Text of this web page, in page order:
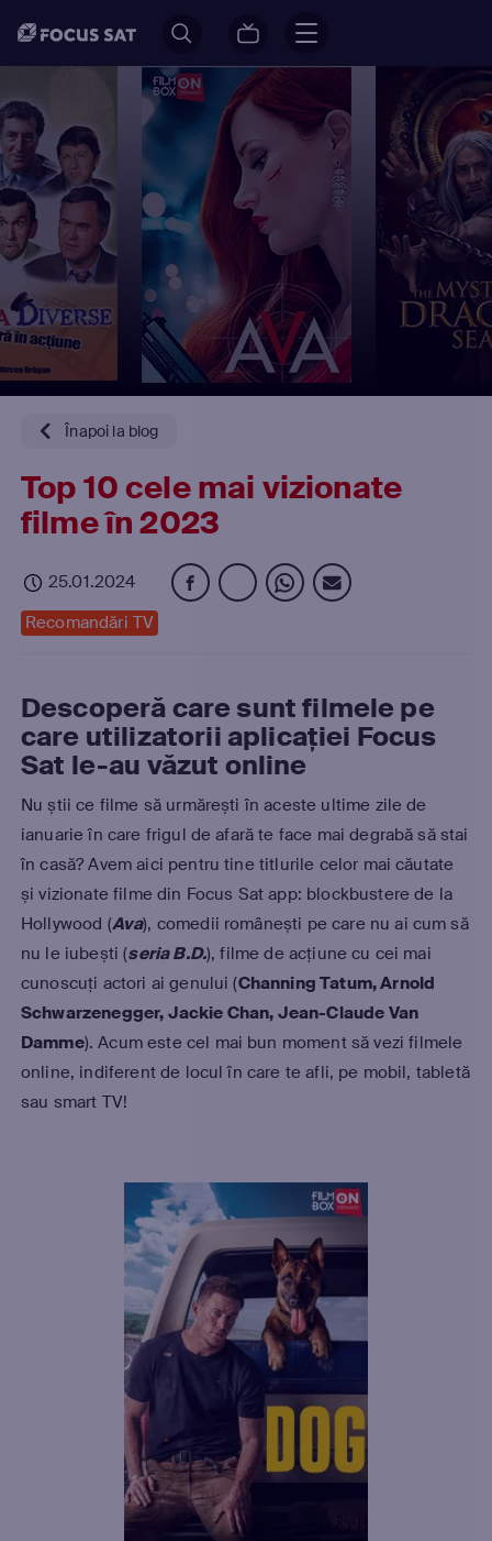
Înapoi la blog
Top 10 cele mai vizionate
filme în 2023
25.01.2024
Recomandări TV
Descoperă care sunt filmele pe
care utilizatorii aplicației Focus
Sat le-au văzut online
Nu știi ce filme să urmărești în aceste ultime zile de
ianuarie în care frigul de afară te face mai degrabă să stai
în casă? Avem aici pentru tine titlurile celor mai căutate
și vizionate filme din Focus Sat app: blockbustere de la
Hollywood (Ava), comedii românești pe care nu ai cum să
nu le iubești (seria B.D.), filme de acțiune cu cei mai
cunoscuți actori ai genului (Channing Tatum, Arnold
Schwarzenegger, Jackie Chan, Jean-Claude Van
Damme). Acum este cel mai bun moment să vezi filmele
online, indiferent de locul în care te afli, pe mobil, tabletă
sau smart TV!